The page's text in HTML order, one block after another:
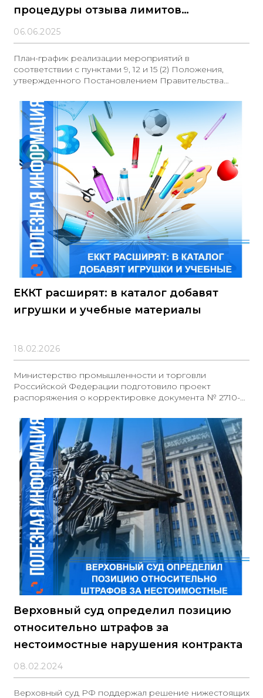
процедуры отзыва лимитов
бюджетных обязательств
06.06.2025
План-график реализации мероприятий в
соответствии с пунктами 9, 12 и 15 (2) Положения,
утвержденного Постановлением Правительства
направлен в Управления Федерального казначейства
по субъектам Российской Федерации. Также
предоставлены разъяснения относительно
необходимости формирования получателями
бюджетных средств информации о лимитах
бюджетных обязательств, которые не подлежат
отзыву согласно указанному постановлению с
лицевых счетов, открытых в территориальных органах
Федерального
ЕККТ расширят: в каталог добавят
игрушки и учебные материалы
18.02.2026
Министерство промышленности и торговли
Российской Федерации подготовило проект
распоряжения о корректировке документа № 2710-р
расширение перечня продукции, участвующей в
эксперименте по формированию Единого каталога
конкретных товаров (ЕККТ), применяемого при
закупках малого объёма у единственного поставщика
по п. 4 и 5 ч. 1 ст. 93 Закона № 44-ФЗ. Поводом стало
обращение Ассоциации предприятий индустрии
детских товаров
Верховный суд определил позицию
относительно штрафов за
нестоимостные нарушения контракта
08.02.2024
Верховный суд РФ поддержал решение нижестоящих